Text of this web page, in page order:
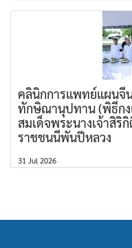
คลินิกการแพทย์แผนจี
ทักษิณานุปทาน (พิธีก
สมเด็จพระนางเจ้าสิ
ราชชนนีพันปีหลวง
31 Jul 2026